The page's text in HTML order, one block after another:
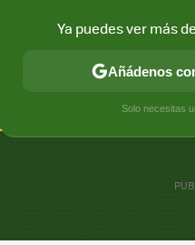
CONECTIVIDAD MÓVIL Y
Ya puedes ver más
Añádenos
Solo necesitas